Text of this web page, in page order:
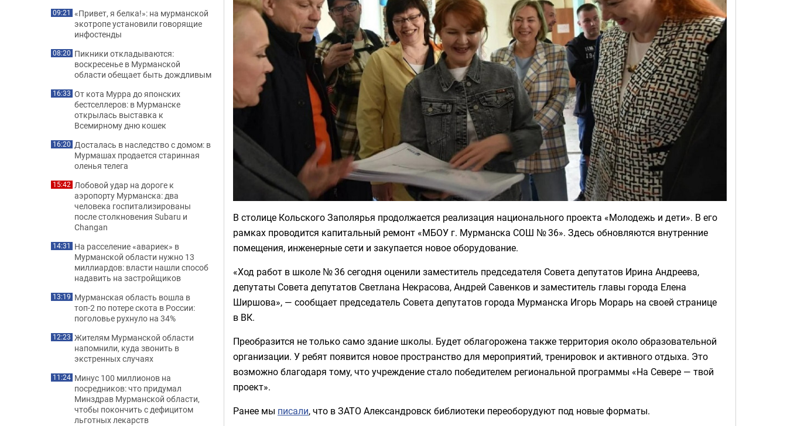
В столице Кольского Заполярья продолжается реализация национального проекта «Молодежь и дети». В его
рамках проводится капитальный ремонт «МБОУ г. Мурманска СОШ № 36». Здесь обновляются внутренние
помещения, инженерные сети и закупается новое оборудование.
«Ход работ в школе № 36 сегодня оценили заместитель председателя Совета депутатов Ирина Андреева,
депутаты Совета депутатов Светлана Некрасова, Андрей Савенков и заместитель главы города Елена
Ширшова», — сообщает председатель Совета депутатов города Мурманска Игорь Морарь на своей странице
в ВК.
Преобразится не только само здание школы. Будет облагорожена также территория около образовательной
организации. У ребят появится новое пространство для мероприятий, тренировок и активного отдыха. Это
возможно благодаря тому, что учреждение стало победителем региональной программы «На Севере — твой
проект».
Ранее мы писали, что в ЗАТО Александровск библиотеки переоборудуют под новые форматы.
09:21 «Привет, я белка!»: на мурманской
экотропе установили говорящие
инфостенды
08:20 Пикники откладываются:
воскресенье в Мурманской
области обещает быть дождливым
16:33 От кота Мурра до японских
бестселлеров: в Мурманске
открылась выставка к
Всемирному дню кошек
16:20 Досталась в наследство с домом: в
Мурмашах продается старинная
оленья телега
15:42 Лобовой удар на дороге к
аэропорту Мурманска: два
человека госпитализированы
после столкновения Subaru и
Changan
14:31 На расселение «авариек» в
Мурманской области нужно 13
миллиардов: власти нашли способ
надавить на застройщиков
13:19 Мурманская область вошла в
топ-2 по потере скота в России:
поголовье рухнуло на 34%
12:23 Жителям Мурманской области
напомнили, куда звонить в
экстренных случаях
11:24 Минус 100 миллионов на
посредников: что придумал
Минздрав Мурманской области,
чтобы покончить с дефицитом
льготных лекарств